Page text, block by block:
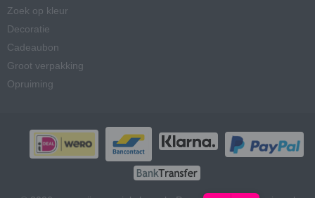
Zoek op kleur
Decoratie
Cadeaubon
Groot verpakking
Opruiming